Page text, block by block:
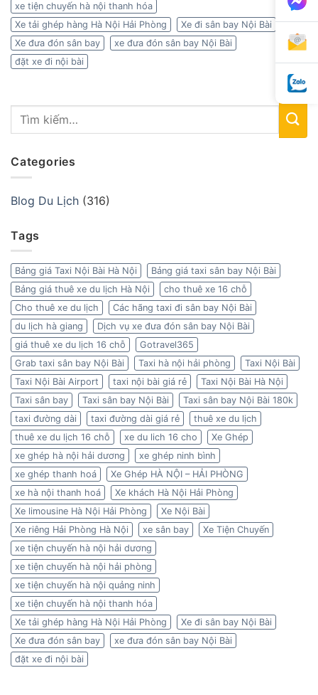
xe tiện chuyến hà nội thanh hóa
Xe tải ghép hàng Hà Nội Hải Phòng
Xe đi sân bay Nội Bài
Xe đưa đón sân bay
xe đưa đón sân bay Nội Bài
đặt xe đi nội bài
Categories
Blog Du Lịch (316)
Tags
Bảng giá Taxi Nội Bài Hà Nội
Bảng giá taxi sân bay Nội Bài
Bảng giá thuê xe du lịch Hà Nội
cho thuê xe 16 chỗ
Cho thuê xe du lịch
Các hãng taxi đi sân bay Nội Bài
du lịch hà giang
Dịch vụ xe đưa đón sân bay Nội Bài
giá thuê xe du lịch 16 chỗ
Gotravel365
Grab taxi sân bay Nội Bài
Taxi hà nội hải phòng
Taxi Nội Bài
Taxi Nội Bài Airport
taxi nội bài giá rẻ
Taxi Nội Bài Hà Nội
Taxi sân bay
Taxi sân bay Nội Bài
Taxi sân bay Nội Bài 180k
taxi đường dài
taxi đường dài giá rẻ
thuê xe du lịch
thuê xe du lịch 16 chỗ
xe du lich 16 cho
Xe Ghép
xe ghép hà nội hải dương
xe ghép ninh bình
xe ghép thanh hoá
Xe Ghép HÀ NỘI – HẢI PHÒNG
xe hà nội thanh hoá
Xe khách Hà Nội Hải Phòng
Xe limousine Hà Nội Hải Phòng
Xe Nội Bài
Xe riêng Hải Phòng Hà Nội
xe sân bay
Xe Tiện Chuyến
xe tiện chuyến hà nội hải dương
xe tiện chuyến hà nội hải phòng
xe tiện chuyến hà nội quảng ninh
xe tiện chuyến hà nội thanh hóa
Xe tải ghép hàng Hà Nội Hải Phòng
Xe đi sân bay Nội Bài
Xe đưa đón sân bay
xe đưa đón sân bay Nội Bài
đặt xe đi nội bài